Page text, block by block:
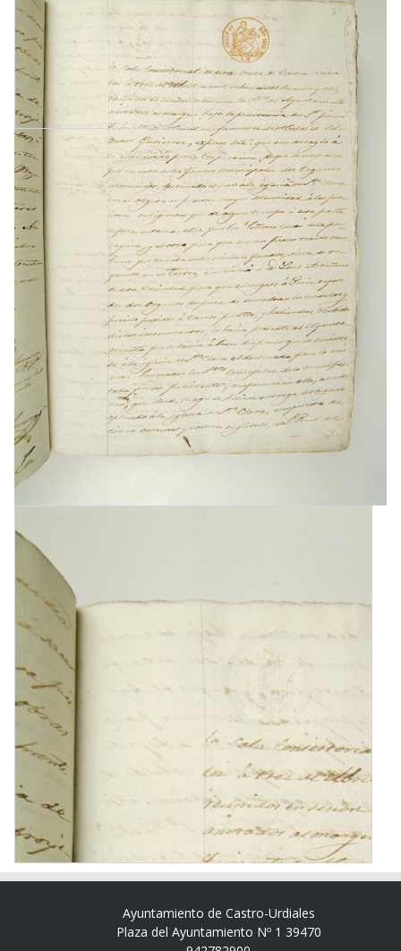
Ayuntamiento de Castro-Urdiales
Plaza del Ayuntamiento Nº 1 39470